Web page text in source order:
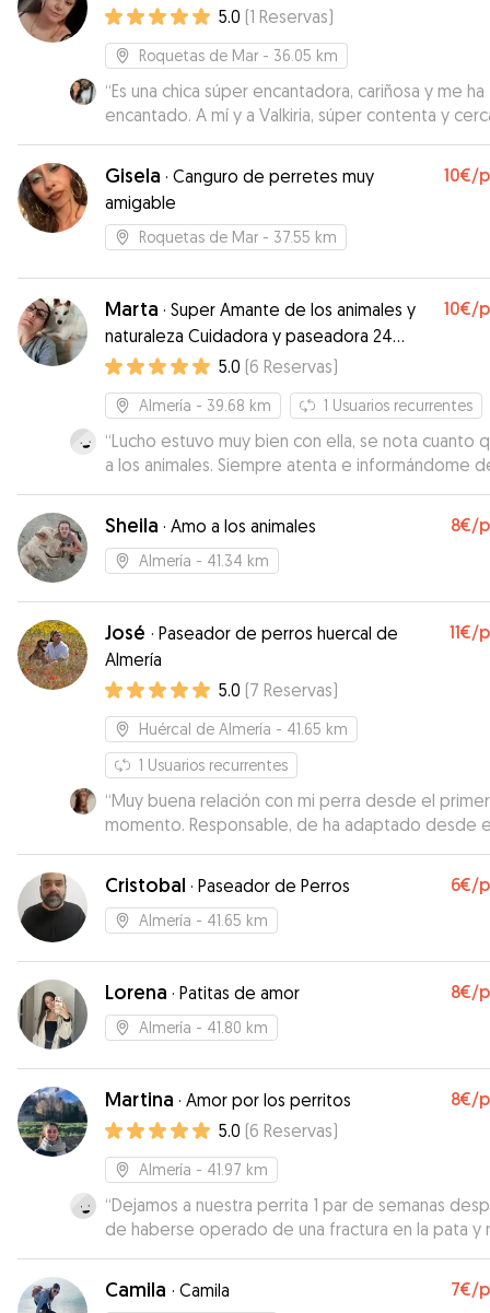
5.0 (1 Reservas)
Roquetas de Mar - 36.05 km
“Es una chica súper encantadora, cariñosa y me ha
encantado. A mí y a Valkiria, súper contenta y
desde el primer contacto <3”
Gisela · Canguro de perretes muy
amigable
10€/
Roquetas de Mar - 37.55 km
Marta · Super Amante de los animales y
naturaleza Cuidadora y paseadora 24
horas
10€/
5.0 (6 Reservas)
Almería - 39.68 km 1 Usuarios recurrentes
“Lucho estuvo muy bien con ella, se nota cuanto
a los animales. Siempre atenta e informándome
todo. Repetiremos seguro!”
Sheila · Amo a los animales 8€/
Almería - 41.34 km
José · Paseador de perros huercal de
Almería
11€/
5.0 (7 Reservas)
Huércal de Almería - 41.65 km
1 Usuarios recurrentes
“Muy buena relación con mi perra desde el primer
momento. Responsable, de ha adaptado desde
principio ya que a día de hoy no puedo estar al
con mi perra y José se ha involucrado como el que
más. Súper encantado con sus servicios un
profesional y lo mejor buena persona que nos
Cristobal · Paseador de Perros 6€/
Almería - 41.65 km
Lorena · Patitas de amor 8€/
Almería - 41.80 km
Martina · Amor por los perritos 8€/
5.0 (6 Reservas)
Almería - 41.97 km
“Dejamos a nuestra perrita 1 par de semanas
de haberse operado de una fractura en la pata y
nos podemos alegrar más. Le ha dado su
la ha sacado según las necesidades de nuestra
y le ha dado muchos mimos. Estamos muy
Camila · Camila 7€/